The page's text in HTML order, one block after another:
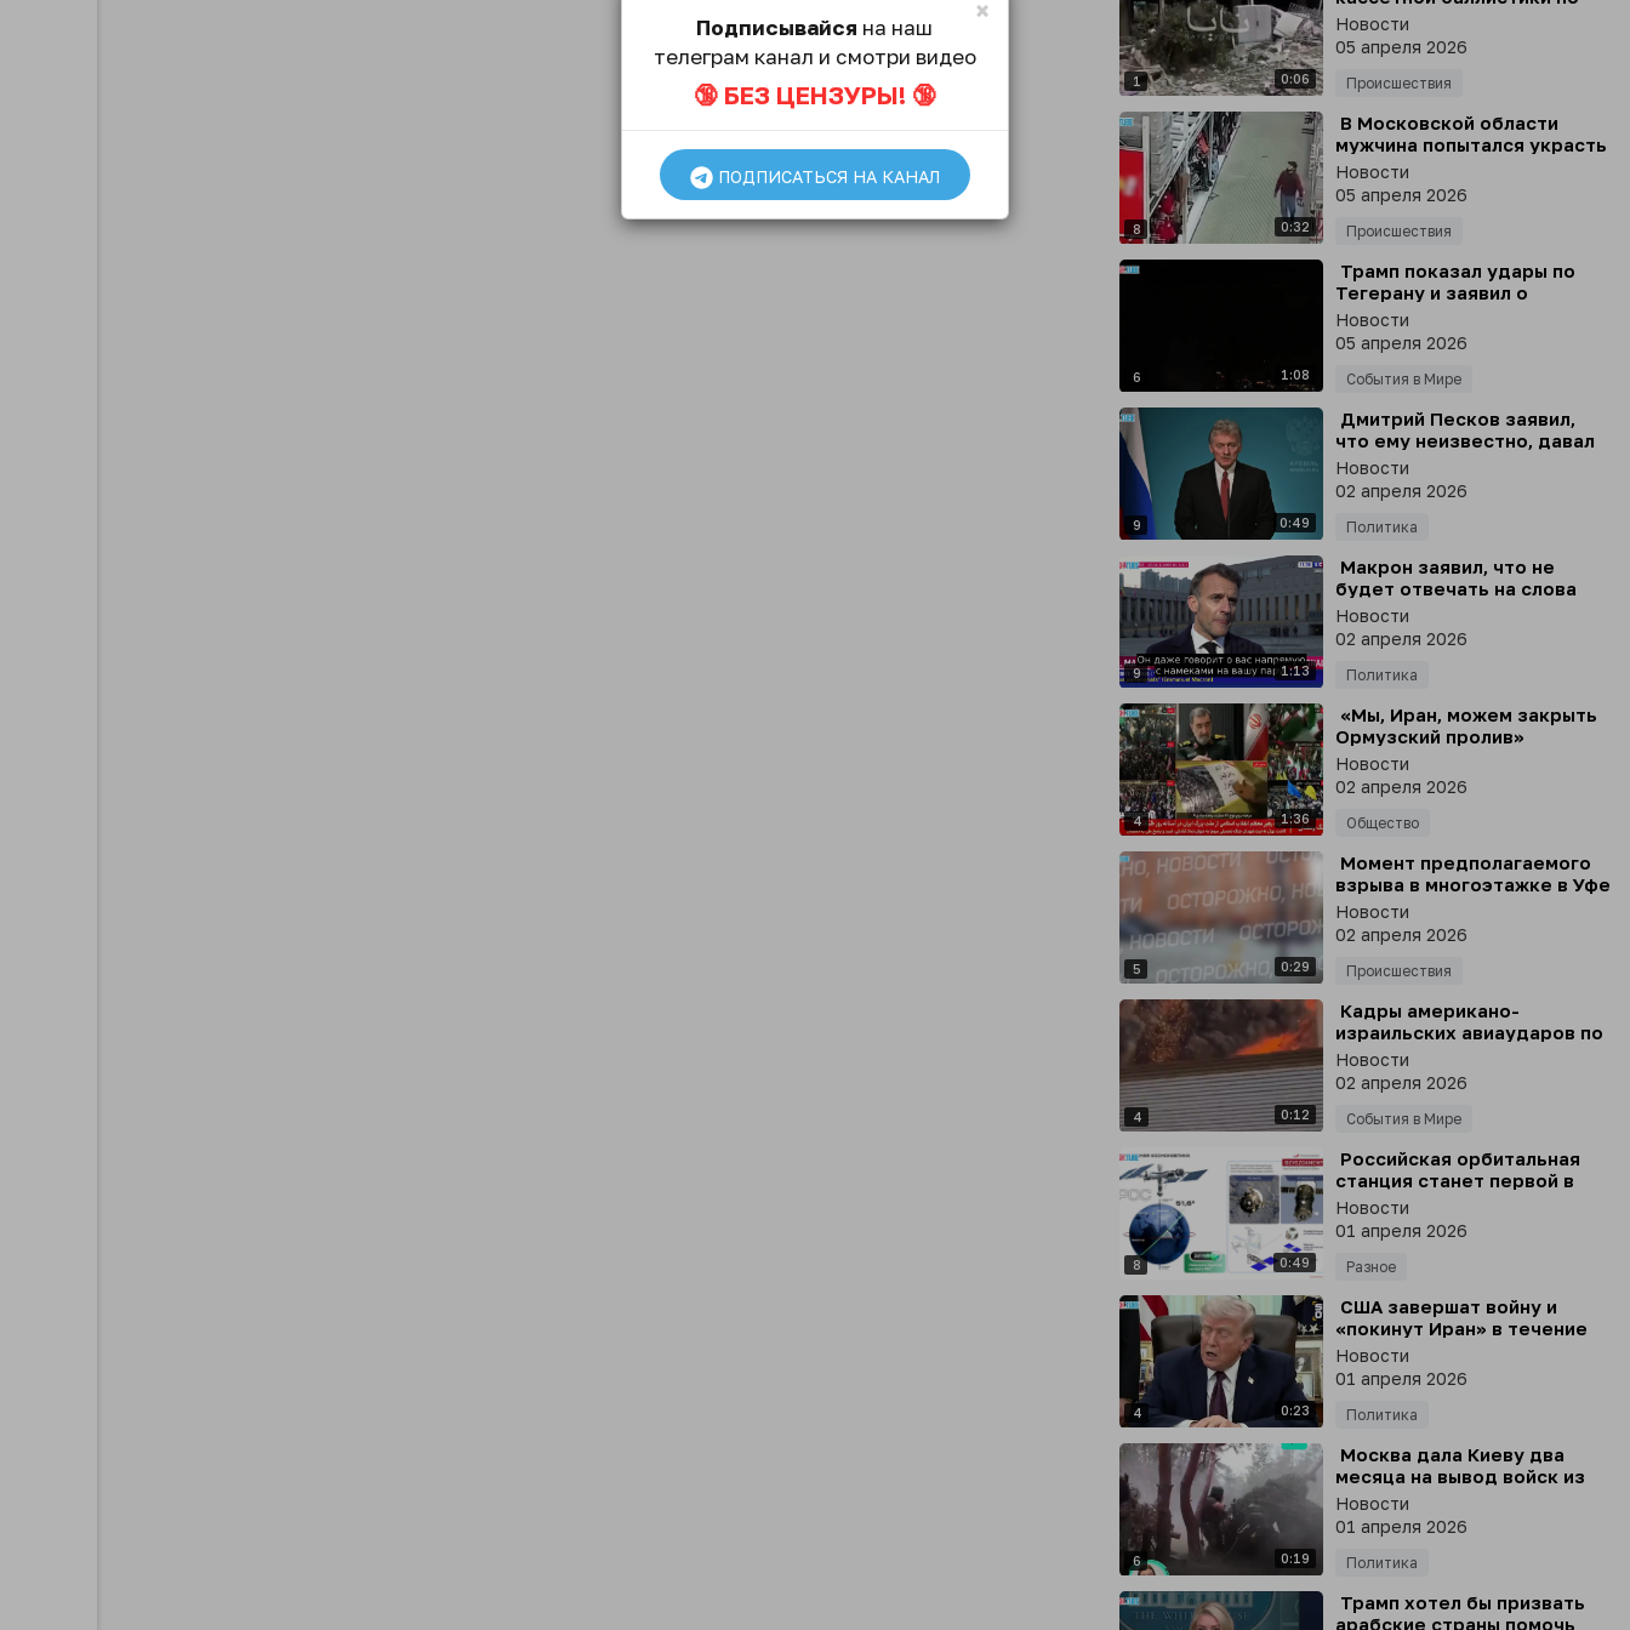
1 0:06
Израилю
Новости
05 апреля 2026
Происшествия
8 0:32
⁣ В Московской области
мужчина попытался украсть
из магазина одежду и
энергетики, надев на себя
новые вещи и сменив обувь
Новости
05 апреля 2026
Происшествия
6 1:08
⁣ Трамп показал удары по
Тегерану и заявил о
ликвидации военных
лидеров Ирана
Новости
05 апреля 2026
События в Мире
9 0:49
⁣ Дмитрий Песков заявил,
что ему неизвестно, давал
ли Путин поручение
ограничивать VPN в России
Новости
02 апреля 2026
Политика
9 1:13
⁣ Макрон заявил, что не
будет отвечать на слова
Трампа про его жену и
«удар в челюсть»
Новости
02 апреля 2026
Политика
4 1:36
⁣ «Мы, Иран, можем закрыть
Ормузский пролив»
Новости
02 апреля 2026
Общество
5 0:29
⁣ Момент предполагаемого
взрыва в многоэтажке в Уфе
после атаки беспилотников
Новости
02 апреля 2026
Происшествия
4 0:12
⁣ Кадры американо-
израильских авиаударов по
ракетной позиции КСИР в
районе Бахарестан,
провинция Исфахан, Иран
Новости
02 апреля 2026
События в Мире
8 0:49
⁣ Российская орбитальная
станция станет первой в
мире платформой-дроном,
которая оснащена
роботами, заявил Дмитрий
Баканов
Новости
01 апреля 2026
Разное
4 0:23
⁣ США завершат войну и
«покинут Иран» в течение
двух-трëх недель, - заявил
Дональд Трамп
Новости
01 апреля 2026
Политика
6 0:19
⁣ Москва дала Киеву два
месяца на вывод войск из
Донбасса, иначе условия
мирного договора
изменятся, заявил
Зеленский
Новости
01 апреля 2026
Политика
⁣ Трамп хотел бы призвать
арабские страны помочь
×
Подписывайся на наш
телеграм канал и смотри видео
🔞 БЕЗ ЦЕНЗУРЫ! 🔞
ПОДПИСАТЬСЯ НА КАНАЛ